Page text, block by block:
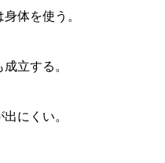
体を使う。
立する。
にくい。